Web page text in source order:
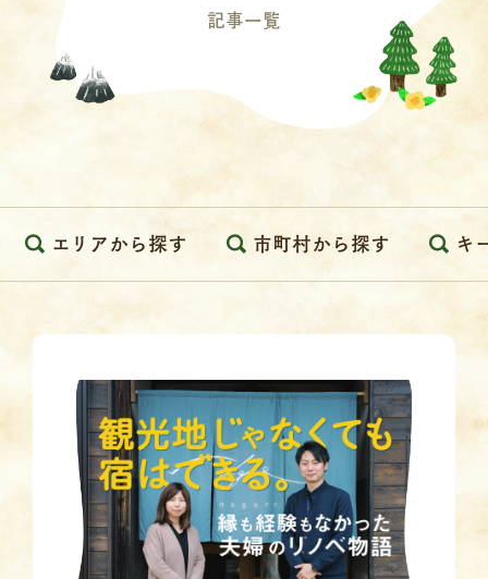
記事一覧
エリアから探す 市町村から探す キ